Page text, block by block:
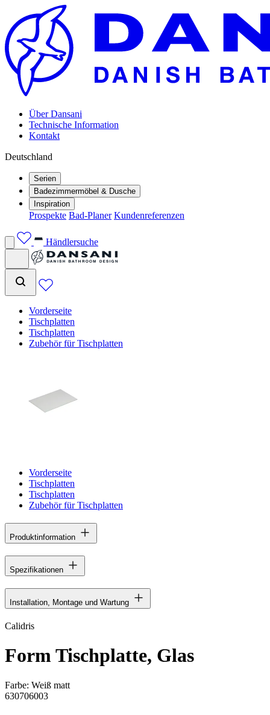
Über Dansani
Technische Information
Kontakt
Deutschland
Serien
Badezimmermöbel & Dusche
Inspiration
Prospekte Bad-Planer Kundenreferenzen
Händlersuche
Vorderseite
Tischplatten
Tischplatten
Zubehör für Tischplatten
Vorderseite
Tischplatten
Tischplatten
Zubehör für Tischplatten
Produktinformation
Spezifikationen
Installation, Montage und Wartung
Calidris
Form Tischplatte, Glas
Farbe: Weiß matt
630706003